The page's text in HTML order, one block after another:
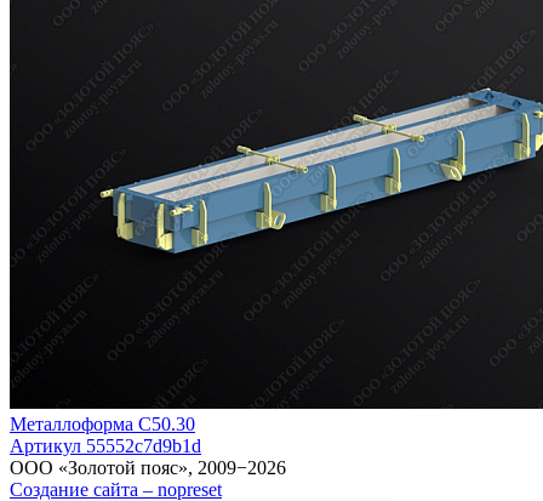
Металлоформа С50.30
Артикул 55552c7d9b1d
ООО «Золотой пояс», 2009−2026
Создание сайта – nopreset